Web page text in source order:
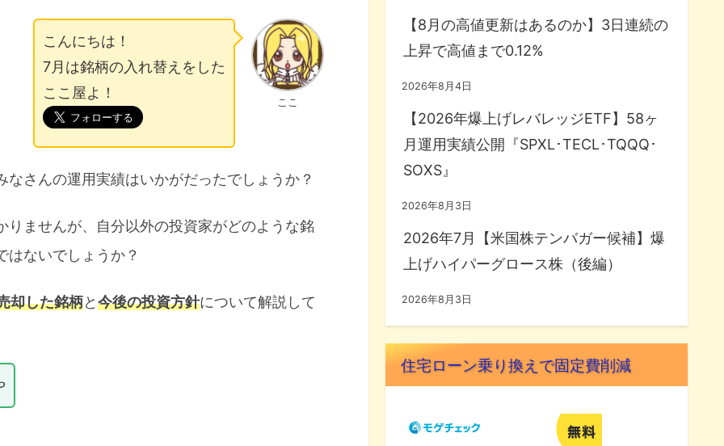
ここ
こんにちは！
7月は銘柄の入れ替えをした
ここ屋よ！
さんの運用実績はいかがだったでしょうか？
ませんが、自分以外の投資家がどのような銘
はないでしょうか？
却した銘柄と今後の投資方針について解説して
【8月の高値更新はあるのか】3日連続の
上昇で高値まで0.12%
2026年8月4日
【2026年爆上げレバレッジETF】58ヶ
月運用実績公開『SPXL･TECL･TQQQ･
SOXS』
2026年8月3日
2026年7月【米国株テンバガー候補】爆
上げハイパーグロース株（後編）
2026年8月3日
住宅ローン乗り換えで固定費削減